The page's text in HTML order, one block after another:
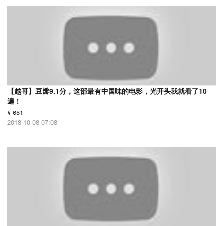
【越哥】豆瓣9.1分，这部最有中国味的电影，光开头我就看了10
遍！
# 651
2018-10-08 07:08